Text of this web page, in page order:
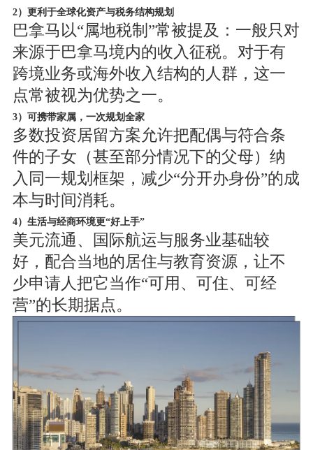
2）更利于全球化资产与税务结构规划
巴拿马以“属地税制”常被提及：一般只对
来源于巴拿马境内的收入征税。对于有
跨境业务或海外收入结构的人群，这一
点常被视为优势之一。
3）可携带家属，一次规划全家
多数投资居留方案允许把配偶与符合条
件的子女（甚至部分情况下的父母）纳
入同一规划框架，减少“分开办身份”的成
本与时间消耗。
4）生活与经商环境更“好上手”
美元流通、国际航运与服务业基础较
好，配合当地的居住与教育资源，让不
少申请人把它当作“可用、可住、可经
营”的长期据点。